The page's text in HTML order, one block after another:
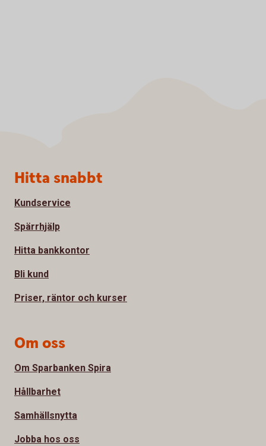
Sidfot
Hitta snabbt
Kundservice
Spärrhjälp
Hitta bankkontor
Bli kund
Priser, räntor och kurser
Om oss
Om Sparbanken Spira
Hållbarhet
Samhällsnytta
Jobba hos oss